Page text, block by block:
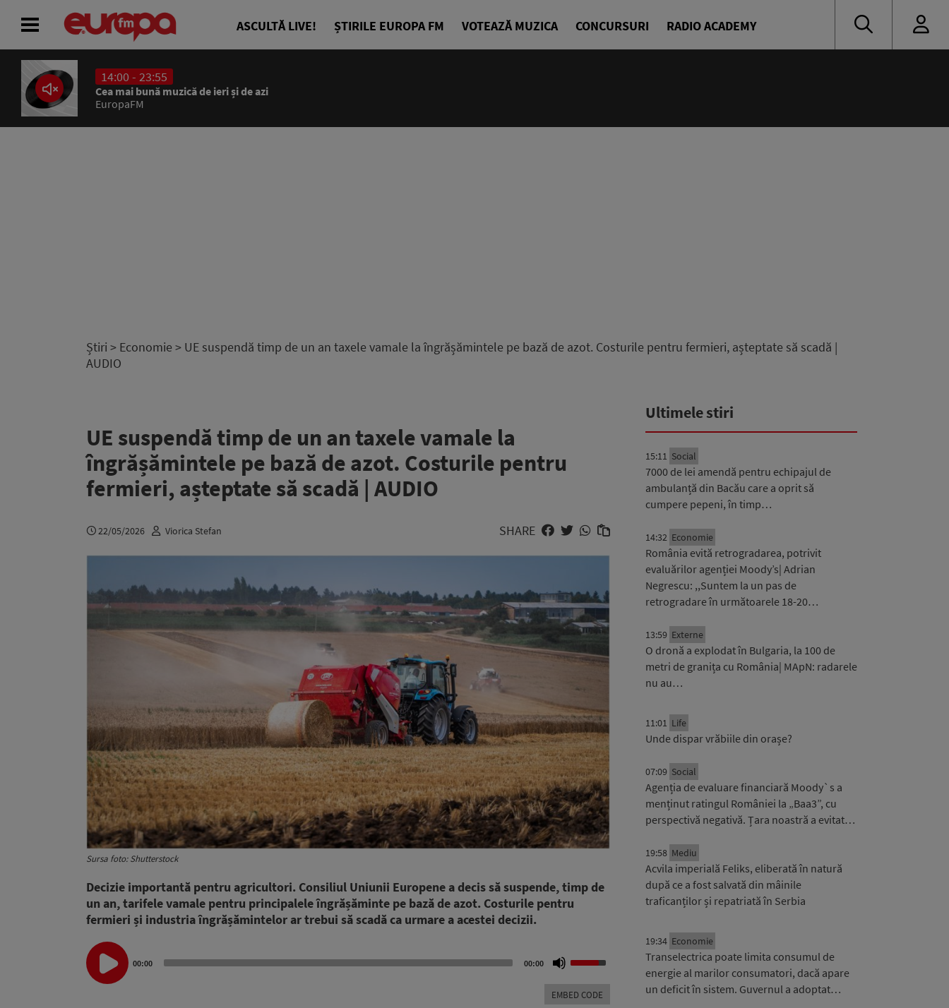
ASCULTĂ LIVE! ȘTIRILE EUROPA FM VOTEAZĂ MUZICA CONCURSURI RADIO ACADEMY
14:00 - 23:55
Cea mai bună muzică de ieri și de azi
EuropaFM
Știri > Economie > UE suspendă timp de un an taxele vamale la îngrășămintele pe bază de azot. Costurile pentru fermieri, așteptate să scadă |
AUDIO
UE suspendă timp de un an taxele vamale la
îngrășămintele pe bază de azot. Costurile pentru
fermieri, așteptate să scadă | AUDIO
22/05/2026 Viorica Stefan SHARE
Sursa foto: Shutterstock
Decizie importantă pentru agricultori. Consiliul Uniunii Europene a decis să suspende, timp de
un an, tarifele vamale pentru principalele îngrășăminte pe bază de azot. Costurile pentru
fermieri și industria îngrășămintelor ar trebui să scadă ca urmare a acestei decizii.
Audio
Player
00:00 00:00
Up/Down
keys
EMBED CODE
Ultimele stiri
15:11 Social
7000 de lei amendă pentru echipajul de
ambulanță din Bacău care a oprit să
cumpere pepeni, în timp…
14:32 Economie
România evită retrogradarea, potrivit
evaluărilor agenției Moody’s| Adrian
Negrescu: ,,Suntem la un pas de
retrogradare în următoarele 18-20…
13:59 Externe
O dronă a explodat în Bulgaria, la 100 de
metri de granița cu România| MApN: radarele
nu au…
11:01 Life
Unde dispar vrăbiile din orașe?
07:09 Social
Agenția de evaluare financiară Moody`s a
menținut ratingul României la „Baa3”, cu
perspectivă negativă. Țara noastră a evitat…
19:58 Mediu
Acvila imperială Feliks, eliberată în natură
după ce a fost salvată din mâinile
traficanților și repatriată în Serbia
19:34 Economie
Transelectrica poate limita consumul de
energie al marilor consumatori, dacă apare
un deficit în sistem. Guvernul a adoptat…
ACASĂ
ȘTIRI